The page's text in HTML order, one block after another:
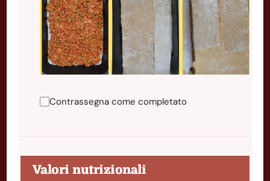
Contrassegna come completato
Valori nutrizionali